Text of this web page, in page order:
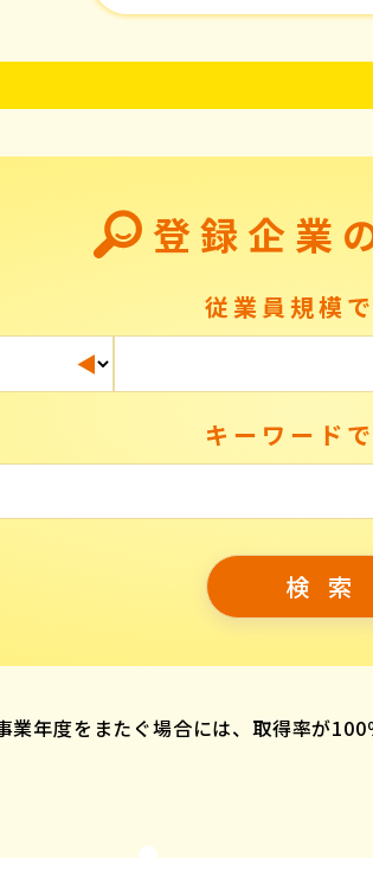
登録企業
従業員規模
キーワード
年度をまたぐ場合には、取得率が100